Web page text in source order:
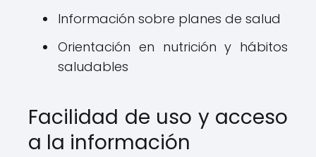
Información sobre planes de salud
Orientación en nutrición y hábitos
saludables
Facilidad de uso y acceso
a la información